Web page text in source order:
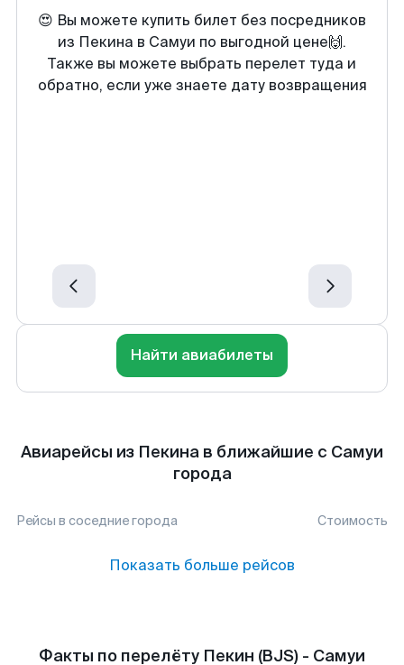
😍 Вы можете купить билет без посредников
из Пекина в Самуи по выгодной цене🙌.
Также вы можете выбрать перелет туда и
обратно, если уже знаете дату возвращения
Найти авиабилеты
Авиарейсы из Пекина в ближайшие с Самуи
города
Рейсы в соседние города Стоимость
Показать больше рейсов
Факты по перелёту Пекин (BJS) - Самуи